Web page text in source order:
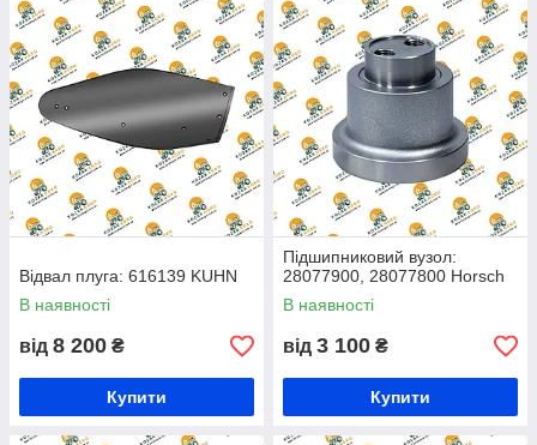
Відвал плуга: 616139 KUHN
В наявності
від 8 200 ₴
Купити
Підшипниковий вузол:
28077900, 28077800 Horsch
В наявності
від 3 100 ₴
Купити